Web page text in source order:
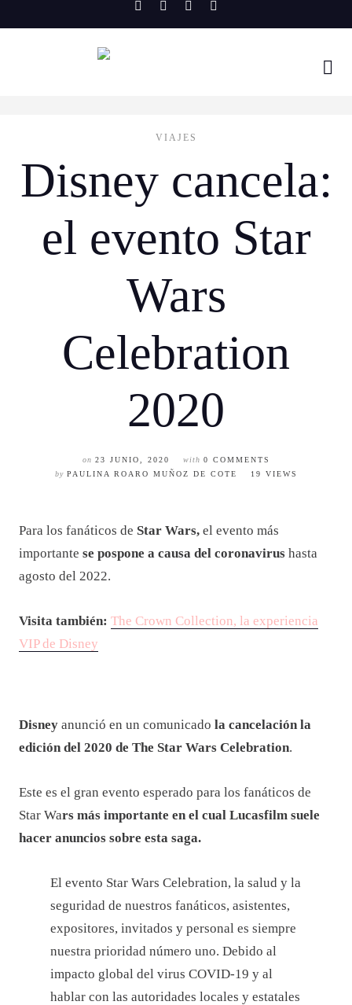
to
VIAJES
Disney cancela:
el evento Star
Wars
Celebration
2020
on 23 JUNIO, 2020 with 0 COMMENTS
by PAULINA ROARO MUÑOZ DE COTE 19 VIEWS
Para los fanáticos de Star Wars, el evento más
importante se pospone a causa del coronavirus hasta
agosto del 2022.
Visita también: The Crown Collection, la experiencia
VIP de Disney
Disney anunció en un comunicado la cancelación la
edición del 2020 de The Star Wars Celebration.
Este es el gran evento esperado para los fanáticos de
Star Wars más importante en el cual Lucasfilm suele
hacer anuncios sobre esta saga.
El evento Star Wars Celebration, la salud y la
seguridad de nuestros fanáticos, asistentes,
expositores, invitados y personal es siempre
nuestra prioridad número uno. Debido al
impacto global del virus COVID-19 y al
hablar con las autoridades locales y estatales